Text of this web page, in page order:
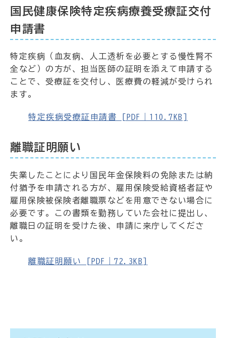
国民健康保険特定疾病療養受療証交付
申請書
特定疾病（血友病、人工透析を必要とする慢性腎不
全など）の方が、担当医師の証明を添えて申請する
ことで、受療証を交付し、医療費の軽減が受けられ
ます。
特定疾病受療証申請書 [PDF｜110.7KB]
離職証明願い
失業したことにより国民年金保険料の免除または納
付猶予を申請される方が、雇用保険受給資格者証や
雇用保険被保険者離職票などを用意できない場合に
必要です。この書類を勤務していた会社に提出し、
離職日の証明を受けた後、申請に来庁してくださ
い。
離職証明願い [PDF｜72.3KB]